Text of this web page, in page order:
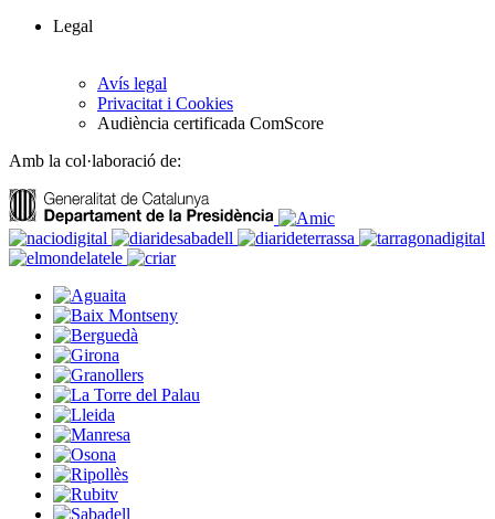
Legal
Avís legal
Privacitat i Cookies
Audiència certificada ComScore
Amb la col·laboració de: